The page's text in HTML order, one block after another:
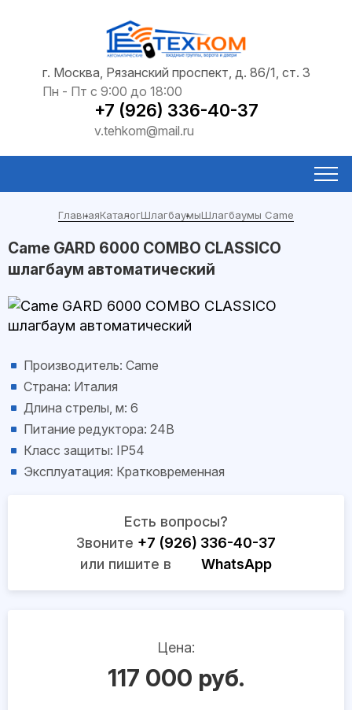
г. Москва, Рязанский проспект, д. 86/1, ст. 3
Пн - Пт с 9:00 до 18:00
+7 (926) 336-40-37
v.tehkom@mail.ru
ГлавнаяКаталогШлагбаумыШлагбаумы Came
Came GARD 6000 COMBO CLASSICO
шлагбаум автоматический
Производитель: Came
Страна: Италия
Длина стрелы, м: 6
Питание редуктора: 24В
Класс защиты: IP54
Эксплуатация: Кратковременная
Есть вопросы?
Звоните +7 (926) 336-40-37
или пишите в
WhatsApp
Цена:
117 000 руб.